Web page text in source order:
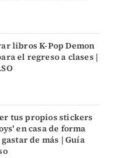
libros K-Pop Demon
el regreso a clases |
tus propios stickers
en casa de forma
de más | Guía